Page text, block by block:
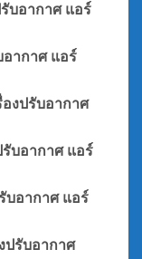
บอากาศ แอร์
ากาศ แอร์
งปรับอากาศ
บอากาศ แอร์
บอากาศ แอร์
ปรับอากาศ